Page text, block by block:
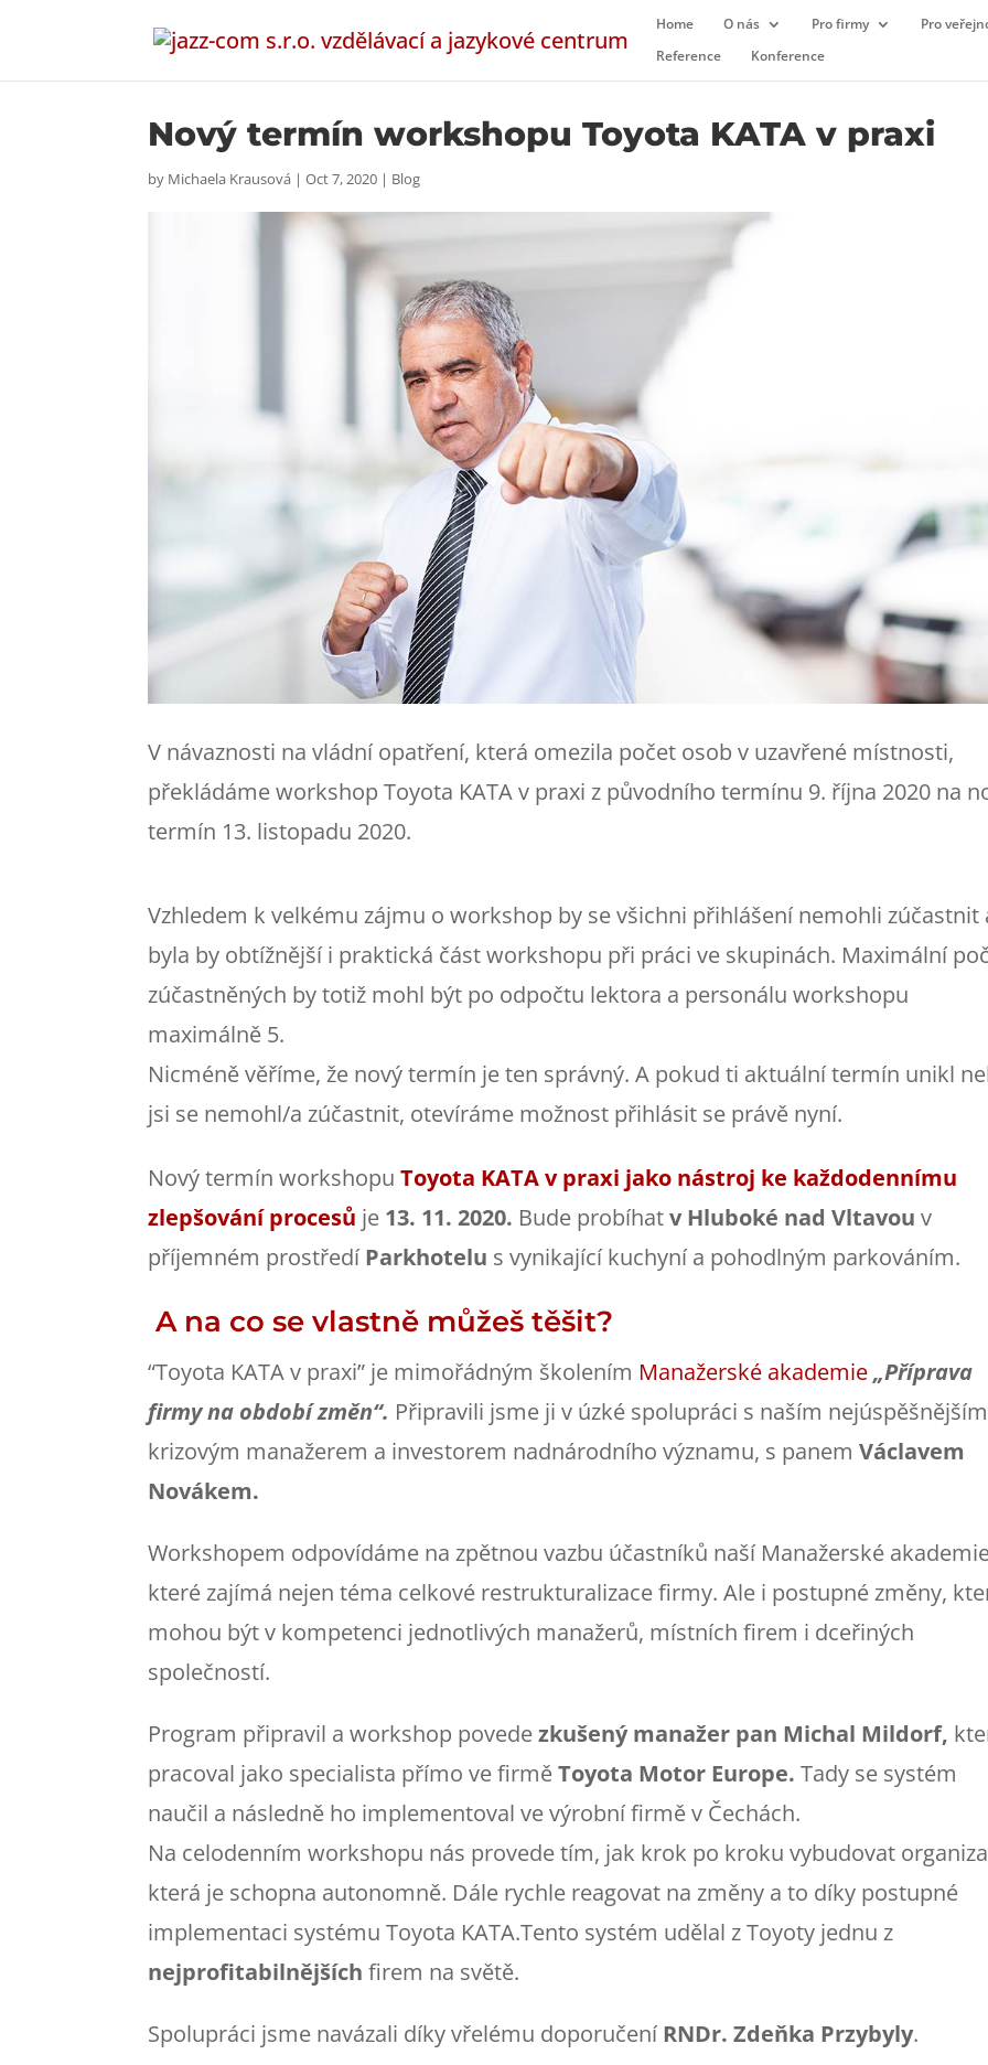
Home O nás Pro firmy
Pro
Reference
Konference
Nový termín workshopu Toyota KATA v praxi
by Michaela Krausová |Oct 7, 2020 | Blog
V návaznosti na vládní opatření, která omezila počet osob v uzavřené místnosti,
překládáme workshop Toyota KATA v praxi z původního termínu 9. října 2020 na
termín 13. listopadu 2020.
Vzhledem k velkému zájmu o workshop by se všichni přihlášení nemohli zúčastnit
byla by obtížnější i praktická část workshopu při práci ve skupinách. Maximální
zúčastněných by totiž mohl být po odpočtu lektora a personálu workshopu
maximálně 5.
Nicméně věříme, že nový termín je ten správný. A pokud ti aktuální termín unikl
jsi se nemohl/a zúčastnit, otevíráme možnost přihlásit se právě nyní.
Nový termín workshopu Toyota KATA v praxi jako nástroj ke každodennímu
zlepšování procesů je 13. 11. 2020. Bude probíhatvHluboké nad Vltavouv
příjemném prostředí Parkhotelu s vynikající kuchyní a pohodlným parkováním.
A na co se vlastně můžeš těšit?
“Toyota KATA v praxi” je mimořádným školením Manažerské akademie „Příprava
firmy na období změn“. Připravili jsme ji v úzké spolupráci s naším nejúspěšnějším
krizovým manažerem a investorem nadnárodního významu, s panemVáclavem
Novákem.
Workshopem odpovídáme na zpětnou vazbu účastníků naší Manažerské
které zajímá nejen téma celkové restrukturalizace firmy. Ale i postupné změny,
mohou být v kompetenci jednotlivých manažerů, místních firem i dceřiných
společností.
Program připravil a workshop povedezkušený manažer pan Michal Mildorf,
pracoval jako specialista přímo ve firměToyota Motor Europe. Tady se systém
naučil a následně ho implementoval ve výrobní firmě v Čechách.
Na celodenním workshopu nás provede tím, jak krok po kroku vybudovat
která je schopna autonomně. Dále rychle reagovat na změny a to díky postupné
implementaci systému Toyota KATA.Tento systém udělal z Toyoty jednu z
nejprofitabilnějších firem na světě.
Spolupráci jsme navázali díky vřelému doporučení RNDr. Zdeňka Przybyly.